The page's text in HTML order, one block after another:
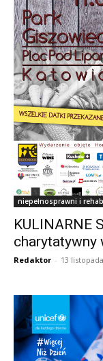
niepełnosprawni i
KULINARNE
charytatywny
Redaktor - 13